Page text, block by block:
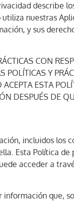
describe
nuestras
y sus
CON
Y
ESTA
DESPUÉS DE
incluidos los
Esta Política de
acceder a
que,